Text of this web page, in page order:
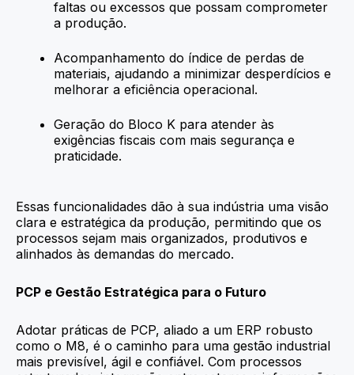
faltas ou excessos que possam comprometer
a produção.
Acompanhamento do índice de perdas de
materiais, ajudando a minimizar desperdícios e
melhorar a eficiência operacional.
Geração do Bloco K para atender às
exigências fiscais com mais segurança e
praticidade.
Essas funcionalidades dão à sua indústria uma visão
clara e estratégica da produção, permitindo que os
processos sejam mais organizados, produtivos e
alinhados às demandas do mercado.
PCP e Gestão Estratégica para o Futuro
Adotar práticas de PCP, aliado a um ERP robusto
como o M8, é o caminho para uma gestão industrial
mais previsível, ágil e confiável. Com processos